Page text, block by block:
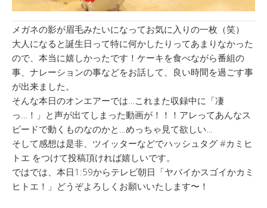
メガネの影が眉毛みたいになってお気に入りの一枚（笑）
大人になると誕生日って特に何かしたりってあまりなかった
ので、本当に嬉しかったです！ケーキを食べながら番組の
事、ナレーションの事などをお話して、良い時間を過ごす事
が出来ました。
そんな本日のオンエアーでは…これまた収録中に「凄
っ…！」と声が出てしまった動画が！！！アレってあんなス
ピードで動くものなのかと…めっちゃ見て欲しい…
そして感想は是非、ツイッターなどでハッシュタグ #カミヒ
トエ をつけて投稿頂ければ嬉しいです。
ではでは、本日1:59からテレビ朝日「ヤバイかスゴイかカミ
ヒトエ！」どうぞよろしくお願いいたします〜！